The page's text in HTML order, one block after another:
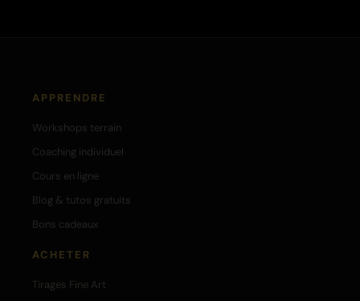
APPRENDRE
Workshops terrain
Coaching individuel
Cours en ligne
Blog & tutos gratuits
Bons cadeaux
ACHETER
Tirages Fine Art